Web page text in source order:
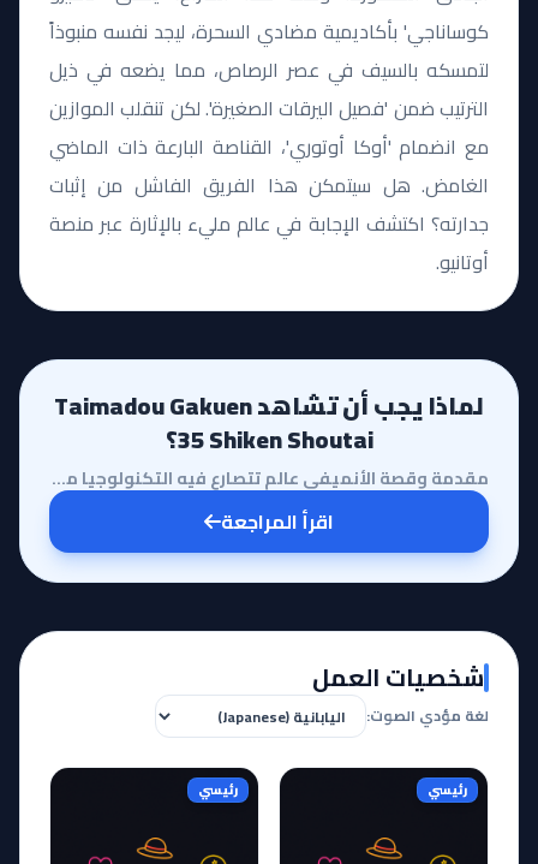
كوساناجي' بأكاديمية مضادي السحرة، ليجد نفسه منبوذاً
لتمسكه بالسيف في عصر الرصاص، مما يضعه في ذيل
الترتيب ضمن 'فصيل اليرقات الصغيرة'. لكن تنقلب الموازين
مع انضمام 'أوكا أوتوري'، القناصة البارعة ذات الماضي
الغامض. هل سيتمكن هذا الفريق الفاشل من إثبات
جدارته؟ اكتشف الإجابة في عالم مليء بالإثارة عبر منصة
أوتانيو.
لماذا يجب أن تشاهد Taimadou Gakuen
35 Shiken Shoutai؟
مقدمة وقصة الأنميفي عالمٍ تتصارع فيه التكنولوجيا مع القوى الخارقة، يبرز أنمي Taimadou Gakuen 35 Shik...
اقرأ المراجعة
شخصيات العمل
لغة مؤدي الصوت:
رئيسي رئيسي